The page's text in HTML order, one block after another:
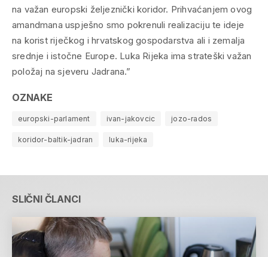
na važan europski željeznički koridor. Prihvaćanjem ovog
amandmana uspješno smo pokrenuli realizaciju te ideje
na korist riječkog i hrvatskog gospodarstva ali i zemalja
srednje i istočne Europe. Luka Rijeka ima strateški važan
položaj na sjeveru Jadrana.”
OZNAKE
europski-parlament ivan-jakovcic jozo-rados
koridor-baltik-jadran luka-rijeka
SLIČNI ČLANCI